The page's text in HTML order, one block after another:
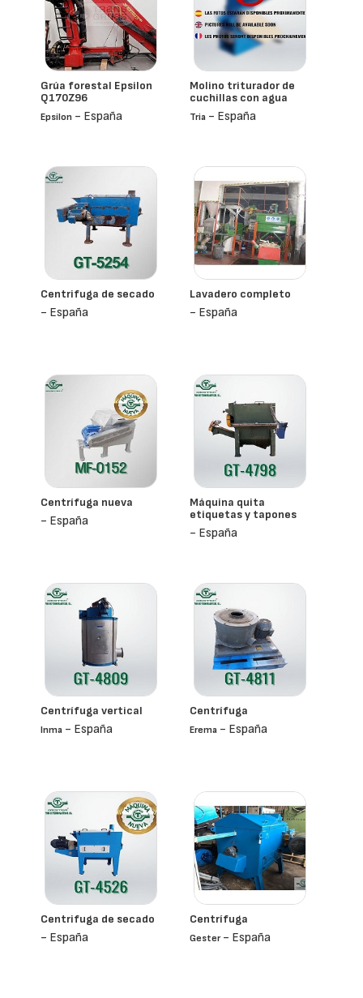
Grúa forestal Epsilon
Q170Z96
Epsilon - España
Molino triturador de
cuchillas con agua
Tria - España
Centrifuga de secado
- España
Lavadero completo
- España
Centrífuga nueva
- España
Máquina quita
etiquetas y tapones
- España
Centrífuga vertical
Inma - España
Centrífuga
Erema - España
Centrifuga de secado
- España
Centrífuga
Gester- España